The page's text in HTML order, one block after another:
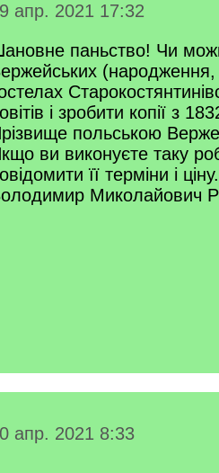
апр. 2021 17:32
паньство! Чи
і зробити копії з
польською
ви виконуєте таку
її терміни і
Миколайович
апр. 2021 8:33